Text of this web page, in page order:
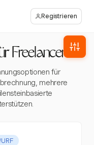
Registrieren
Freelancer
für
mehrere